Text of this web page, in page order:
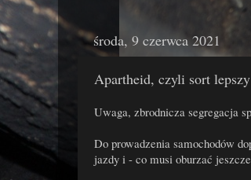
środa, 9 czerwca 2021
Apartheid, czyli sort
Uwaga, zbrodnicza segregacja
Do prowadzenia samochodów
jazdy i - co musi oburzać